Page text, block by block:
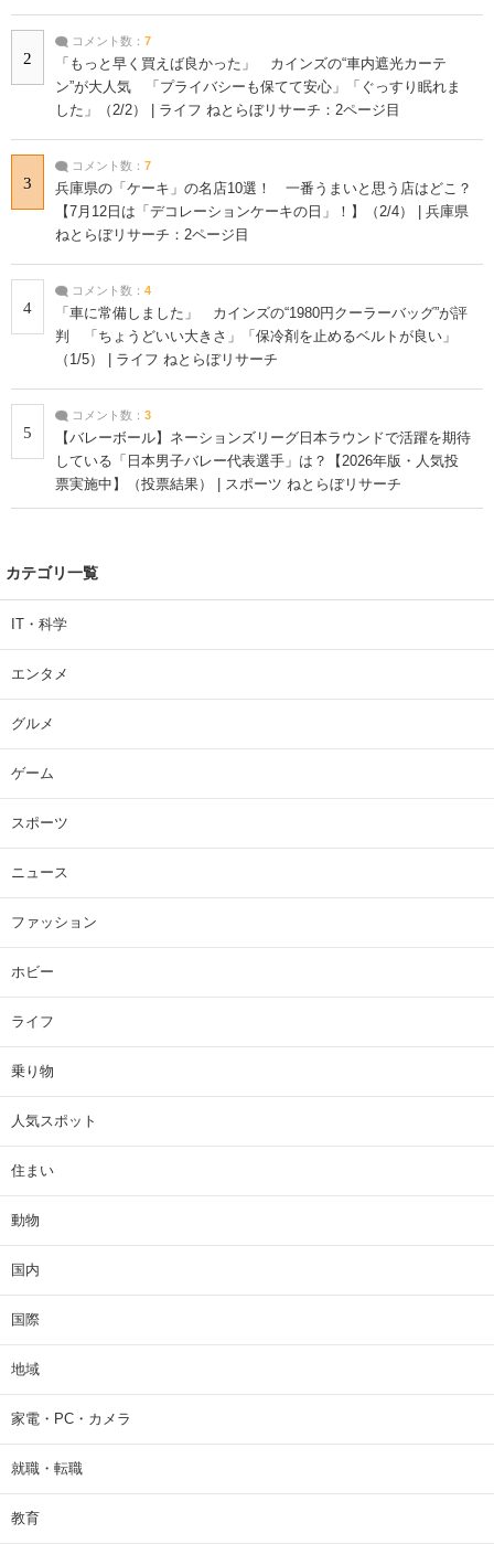
2
コメント数： 7
「もっと早く買えば良かった」 カインズの“車内遮光カーテ
ン”が大人気 「プライバシーも保てて安心」「ぐっすり眠れま
した」（2/2） | ライフ ねとらぼリサーチ：2ページ目
3
コメント数： 7
兵庫県の「ケーキ」の名店10選！ 一番うまいと思う店はどこ？
【7月12日は「デコレーションケーキの日」！】（2/4） | 兵庫県
ねとらぼリサーチ：2ページ目
4
コメント数： 4
「車に常備しました」 カインズの“1980円クーラーバッグ”が評
判 「ちょうどいい大きさ」「保冷剤を止めるベルトが良い」
（1/5） | ライフ ねとらぼリサーチ
5
コメント数： 3
【バレーボール】ネーションズリーグ日本ラウンドで活躍を期待
している「日本男子バレー代表選手」は？【2026年版・人気投
票実施中】（投票結果） | スポーツ ねとらぼリサーチ
カテゴリ一覧
IT・科学
エンタメ
グルメ
ゲーム
スポーツ
ニュース
ファッション
ホビー
ライフ
乗り物
人気スポット
住まい
動物
国内
国際
地域
家電・PC・カメラ
就職・転職
教育